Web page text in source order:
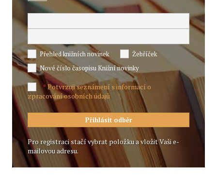
Přehled knižních novinek
Žebříček
Nové číslo časopisu Knižní novinky
*Potvrzuji seznámení s informací o
zpracování osobních údajů
Pro registraci stačí vybrat položku a vložit Vaši e-
mailovou adresu.